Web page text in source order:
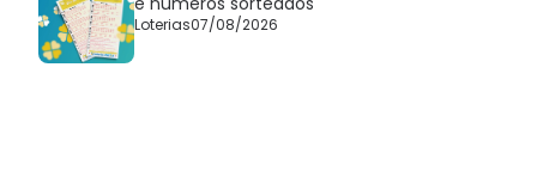
Loterias07/08/2026